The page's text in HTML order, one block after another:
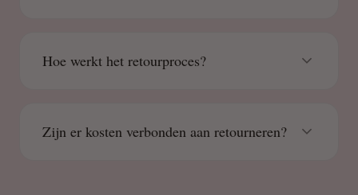
Hoe werkt het retourproces?
Zijn er kosten verbonden aan retourneren?